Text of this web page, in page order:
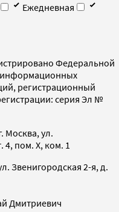
Ежедневная
Федеральной
информационных
регистрационный
серия Эл №
Москва, ул.
4, пом. X, ком. 1
Звенигородская 2-я, д.
Дмитриевич